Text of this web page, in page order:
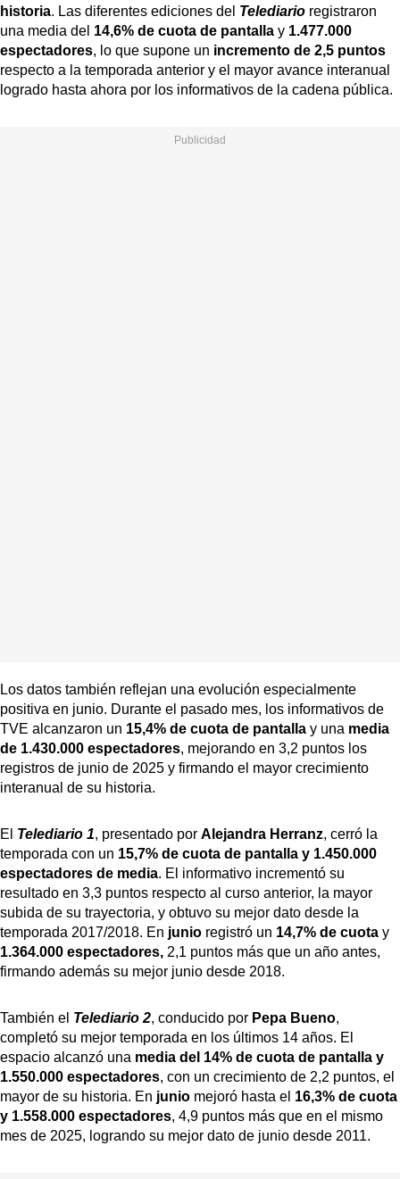
historia. Las diferentes ediciones del Telediario registraron
una media del 14,6% de cuota de pantalla y 1.477.000
espectadores, lo que supone un incremento de 2,5 puntos
respecto a la temporada anterior y el mayor avance interanual
logrado hasta ahora por los informativos de la cadena pública.
Los datos también reflejan una evolución especialmente
positiva en junio. Durante el pasado mes, los informativos de
TVE alcanzaron un 15,4% de cuota de pantalla y una media
de 1.430.000 espectadores, mejorando en 3,2 puntos los
registros de junio de 2025 y firmando el mayor crecimiento
interanual de su historia.
El Telediario 1, presentado por Alejandra Herranz, cerró la
temporada con un 15,7% de cuota de pantalla y 1.450.000
espectadores de media. El informativo incrementó su
resultado en 3,3 puntos respecto al curso anterior, la mayor
subida de su trayectoria, y obtuvo su mejor dato desde la
temporada 2017/2018. En junio registró un 14,7% de cuota y
1.364.000 espectadores, 2,1 puntos más que un año antes,
firmando además su mejor junio desde 2018.
También el Telediario 2, conducido por Pepa Bueno,
completó su mejor temporada en los últimos 14 años. El
espacio alcanzó una media del 14% de cuota de pantalla y
1.550.000 espectadores, con un crecimiento de 2,2 puntos, el
mayor de su historia. En junio mejoró hasta el 16,3% de cuota
y 1.558.000 espectadores, 4,9 puntos más que en el mismo
mes de 2025, logrando su mejor dato de junio desde 2011.